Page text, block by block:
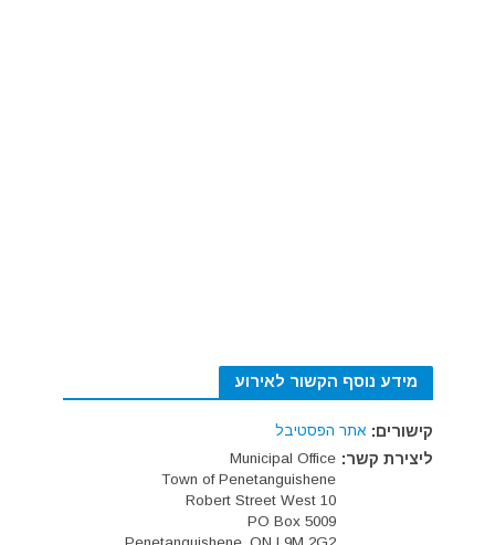
מידע נוסף הקשור לאירוע
קישורים: אתר הפסטיבל
ליצירת קשר: Municipal Office
Town of Penetanguishene
10 Robert Street West
PO Box 5009
Penetanguishene, ON L9M 2G2